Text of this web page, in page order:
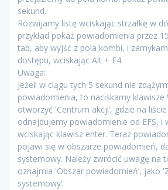
sekund.
Rozwijamy listę wciskając strzałkę w
przykład pokaż powiadomienia przez
tab, aby wyjść z pola kombi, i
dostępu, wciskając Alt + F4.
Uwaga:
Jeżeli w ciągu tych 5 sekund nie
powiadomienia, to naciskamy klawisze
otworzyć 'Centrum akcji’, gdzie na
odnajdujemy powiadomienie od EFS, i
wciskając klawisz enter. Teraz
pojawi się w obszarze powiadomień,
systemowy. Należy zwrócić uwagę na
oznajmia 'Obszar powiadomień’, jako
systemowy’.